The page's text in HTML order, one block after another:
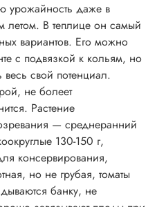
урожайность даже в
летом. В теплице он самый
вариантов. Его можно
с подвязкой к кольям, но
весь свой потенциал.
не болеет
Растение
— среднеранний
130-150 г,
консервирования,
но не грубая, томаты
банку, не